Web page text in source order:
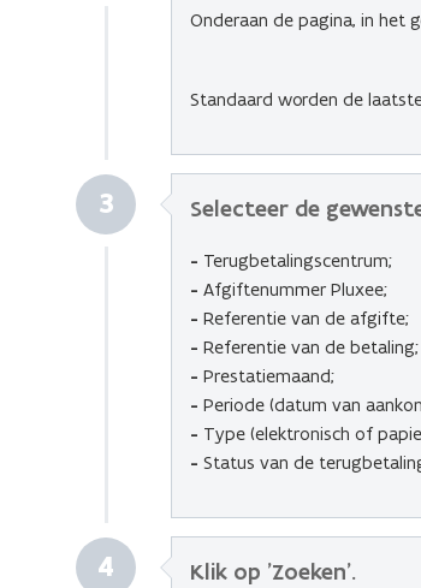
Onderaan de pagina, in het
Standaard worden de
3 Selecteer de
- Terugbetalingscentrum;
- Afgiftenummer Pluxee;
- Referentie van de afgifte;
- Referentie van de betaling;
- Prestatiemaand;
- Periode (datum van
- Type (elektronisch of
- Status van de
4 Klik op 'Zoeken'.